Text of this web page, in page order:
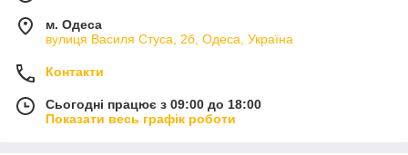
м. Одеса
вулиця Василя Стуса, 2б, Одеса, Україна
Контакти
Сьогодні працює з 09:00 до 18:00
Показати весь графік роботи